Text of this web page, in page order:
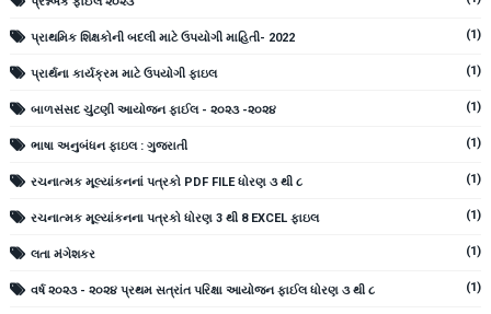
પ્રાથમિક શિક્ષકોની બદલી માટે ઉપયોગી માહિતી- 2022 (1)
પ્રાર્થના કાર્યક્રમ માટે ઉપયોગી ફાઇલ (1)
બાળસંસદ ચુંટણી આયોજન ફાઈલ - ૨૦૨૩ -૨૦૨૪ (1)
ભાષા અનુબંધન ફાઇલ : ગુજરાતી (1)
રચનાત્મક મૂલ્યાંકનનાં પત્રકો PDF FILE ધોરણ ૩ થી ૮ (1)
રચનાત્મક મૂલ્યાંકનના પત્રકો ધોરણ 3 થી 8 EXCEL ફાઇલ (1)
લતા મંગેશકર (1)
વર્ષ ૨૦૨૩ - ૨૦૨૪ પ્રથમ સત્રાંત પરિક્ષા આયોજન ફાઈલ ધોરણ ૩ થી ૮ (1)